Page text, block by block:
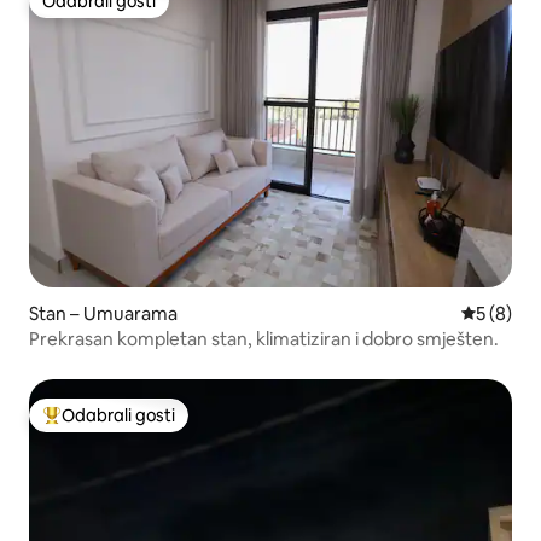
Odabrali gosti
Stan – Umuarama
5 (8)
Prekrasan kompletan stan, klimatiziran i dobro smješten.
Među najviše rangiranima s oznakom „Odabrali gosti”
Odabrali gosti